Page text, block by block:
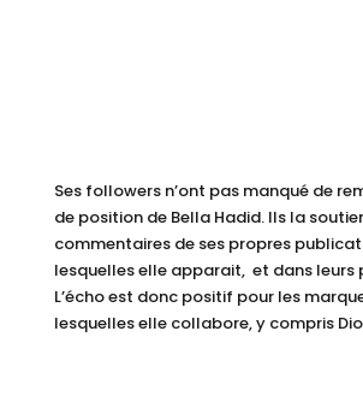
Ses followers n’ont pas manqué de
de position de Bella Hadid. Ils la
commentaires de ses propres
lesquelles elle apparait, et dans leurs
L’écho est donc positif pour les
lesquelles elle collabore, y compris